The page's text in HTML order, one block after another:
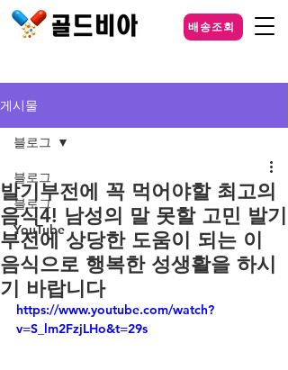
배송조회
게시물
블로그
블로그
YouTube
블로그
발기부전에 꼭 먹어야할 최고의
음식4! 남성의 말 못할 고민 발기
부전에 상당한 도움이 되는 이
음식으로 행복한 성생활을 하시
기 바랍니다
https://www.youtube.com/watch?
v=S_lm2FzjLHo&t=29s